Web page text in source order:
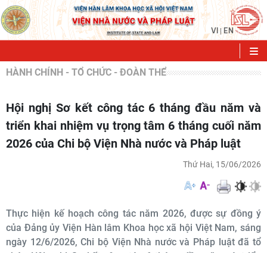
VI | EN
HÀNH CHÍNH - TỔ CHỨC - ĐOÀN THỂ
Hội nghị Sơ kết công tác 6 tháng đầu năm và
triển khai nhiệm vụ trọng tâm 6 tháng cuối năm
2026 của Chi bộ Viện Nhà nước và Pháp luật
Thứ Hai, 15/06/2026
Thực hiện kế hoạch công tác năm 2026, được sự đồng ý
của Đảng ủy Viện Hàn lâm Khoa học xã hội Việt Nam, sáng
ngày 12/6/2026, Chi bộ Viện Nhà nước và Pháp luật đã tổ